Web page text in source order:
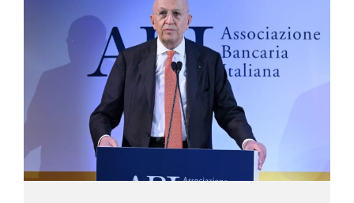
eventuali consultazioni pubbliche e su pronunce di
particolare rilevanza emesse nell’esercizio
dell’attività giurisdizionale. In questo numero
l’approfondimento è dedicato, in particolare: alla
recente normativa della UE sugli obblighi
antiriciclaggio (c.d. AML Package), tra cui il
Regolamento Antiriciclaggio e la Direttiva AML;
all’AMLA, ovvero alla nuova Autorità europea che